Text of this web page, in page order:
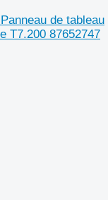
de tableau
T7.200 87652747